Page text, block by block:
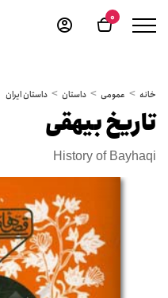
0
خانه عمومی داستان داستان ایران
تاریخ بیهقی
History of Bayhaqi